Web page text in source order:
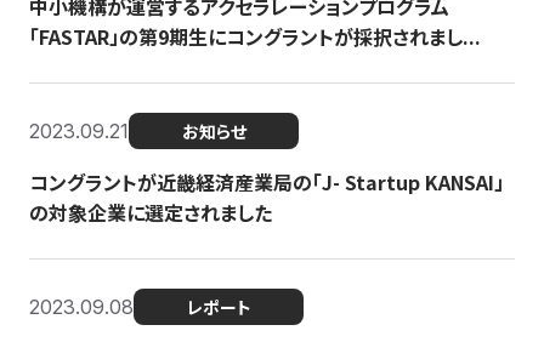
中小機構が運営するアクセラレーションプログラム
「FASTAR」の第9期生にコングラントが採択されまし...
2023.09.21 お知らせ
コングラントが近畿経済産業局の「J- Startup KANSAI」
の対象企業に選定されました
2023.09.08 レポート